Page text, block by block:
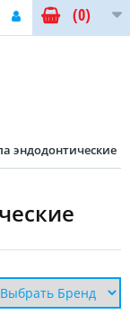
(0)
эндодонтические